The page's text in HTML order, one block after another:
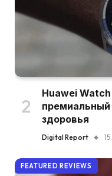
Huawei
премиальный
здоровья
Digital Report
FEATURED REVIEWS